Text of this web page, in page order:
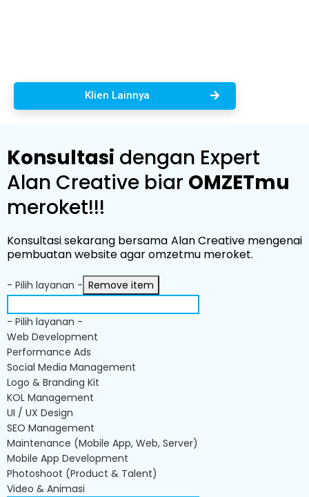
Klien Lainnya
Konsultasi dengan Expert
Alan Creative biar OMZETmu
meroket!!!
Konsultasi sekarang bersama Alan Creative mengenai
pembuatan website agar omzetmu meroket.
- Pilih layanan - Remove item
- Pilih layanan -
Web Development
Performance Ads
Social Media Management
Logo & Branding Kit
KOL Management
UI / UX Design
SEO Management
Maintenance (Mobile App, Web, Server)
Mobile App Development
Photoshoot (Product & Talent)
Video & Animasi